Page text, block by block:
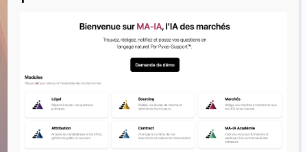
Clausier contractuel
et bibliothèque de
cahiers des charges
Code : Commande Publique